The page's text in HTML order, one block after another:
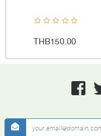
THB150.00
Facebook
newsletter